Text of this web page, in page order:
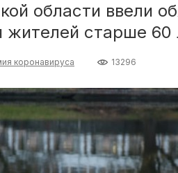
области ввели
жителей старше 60
коронавируса 13296